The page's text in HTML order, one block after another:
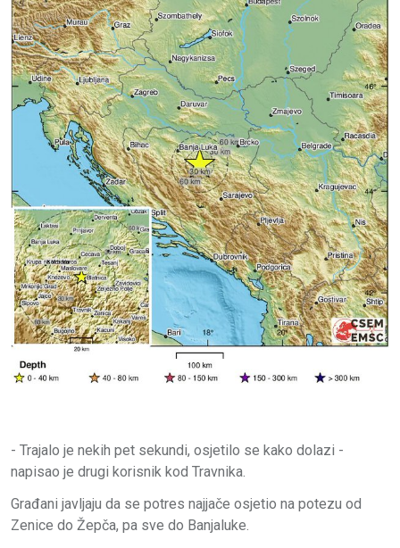
- Trajalo je nekih pet sekundi, osjetilo se kako dolazi -
napisao je drugi korisnik kod Travnika.
Građani javljaju da se potres najjače osjetio na potezu od
Zenice do Žepča, pa sve do Banjaluke.